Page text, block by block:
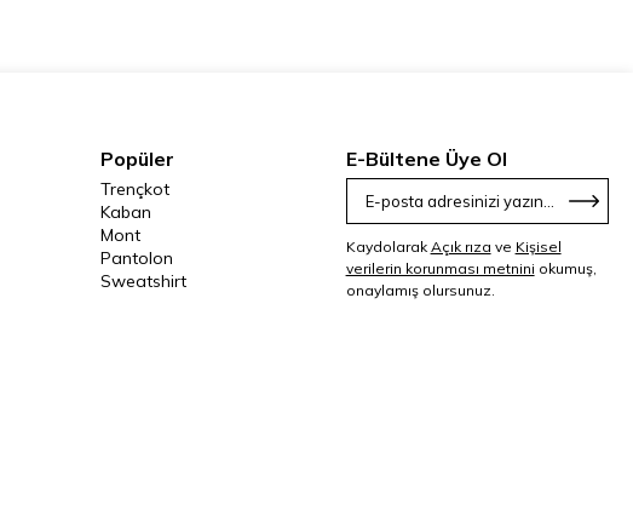
Popüler
Trençkot
Kaban
Mont
Pantolon
Sweatshirt
E-Bültene Üye Ol
Kaydolarak Açık rıza ve Kişisel
verilerin korunması metnini okumuş,
onaylamış olursunuz.